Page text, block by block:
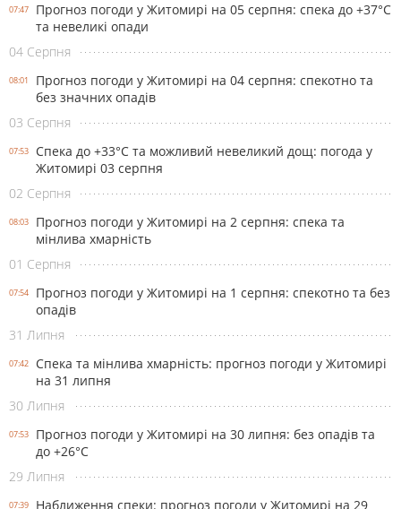
07:47
Прогноз погоди у Житомирі на 05 серпня: спека до +37°С
та невеликі опади
04 Серпня
08:01
Прогноз погоди у Житомирі на 04 серпня: спекотно та
без значних опадів
03 Серпня
07:53
Спека до +33°С та можливий невеликий дощ: погода у
Житомирі 03 серпня
02 Серпня
08:03
Прогноз погоди у Житомирі на 2 серпня: спека та
мінлива хмарність
01 Серпня
07:54
Прогноз погоди у Житомирі на 1 серпня: спекотно та без
опадів
31 Липня
07:42
Спека та мінлива хмарність: прогноз погоди у Житомирі
на 31 липня
30 Липня
07:53
Прогноз погоди у Житомирі на 30 липня: без опадів та
до +26°С
29 Липня
07:39 Наближення спеки: прогноз погоди у Житомирі на 29